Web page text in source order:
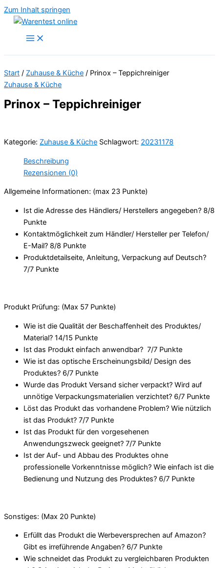
Zum Inhalt springen
Start / Zuhause & Küche / Prinox – Teppichreiniger
Zuhause & Küche
Prinox – Teppichreiniger
Kategorie: Zuhause & Küche Schlagwort: 20231178
Beschreibung
Rezensionen (0)
Allgemeine Informationen: (max 23 Punkte)
Ist die Adresse des Händlers/ Herstellers angegeben? 8/8
Punkte
Kontaktmöglichkeit zum Händler/ Hersteller per Telefon/
E-Mail? 8/8 Punkte
Produktdetailseite, Anleitung, Verpackung auf Deutsch?
7/7 Punkte
Produkt Prüfung: (Max 57 Punkte)
Wie ist die Qualität der Beschaffenheit des Produktes/
Material? 14/15 Punkte
Ist das Produkt einfach anwendbar? 7/7 Punkte
Wie ist das optische Erscheinungsbild/ Design des
Produktes? 6/7 Punkte
Wurde das Produkt Versand sicher verpackt? Wird auf
unnötige Verpackungsmaterialien verzichtet? 6/7 Punkte
Löst das Produkt das vorhandene Problem? Wie nützlich
ist das Produkt? 7/7 Punkte
Ist das Produkt für den vorgesehenen
Anwendungszweck geeignet? 7/7 Punkte
Ist der Auf- und Abbau des Produktes ohne
professionelle Vorkenntnisse möglich? Wie einfach ist die
Bedienung und Nutzung des Produktes? 6/7 Punkte
Sonstiges: (Max 20 Punkte)
Erfüllt das Produkt die Werbeversprechen auf Amazon?
Gibt es irreführende Angaben? 6/7 Punkte
Wie schneidet das Produkt zu vergleichbaren Produkten